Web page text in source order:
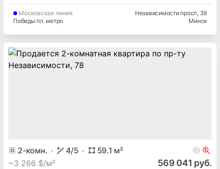
Московская линия
Победы пл. метро
Независимости просп, 39
Минск
2-комн. 4/5 59.1 м²
~3 266 $/м² 569 041 руб.